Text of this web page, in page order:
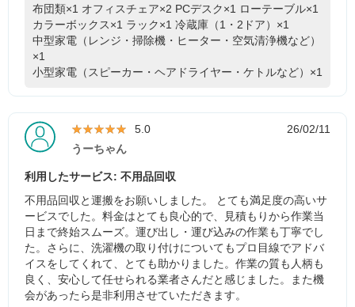
布団類×1 オフィスチェア×2 PCデスク×1 ローテーブル×1
カラーボックス×1 ラック×1 冷蔵庫（1・2ドア）×1
中型家電（レンジ・掃除機・ヒーター・空気清浄機など）
×1
小型家電（スピーカー・ヘアドライヤー・ケトルなど）×1
★★★★★
★★★★★ 5.0
26/02/11
うーちゃん
利用したサービス: 不用品回収
不用品回収と運搬をお願いしました。 とても満足度の高いサ
ービスでした。料金はとても良心的で、見積もりから作業当
日まで終始スムーズ。運び出し・運び込みの作業も丁寧でし
た。さらに、洗濯機の取り付けについてもプロ目線でアドバ
イスをしてくれて、とても助かりました。作業の質も人柄も
良く、安心して任せられる業者さんだと感じました。また機
会があったら是非利用させていただきます。